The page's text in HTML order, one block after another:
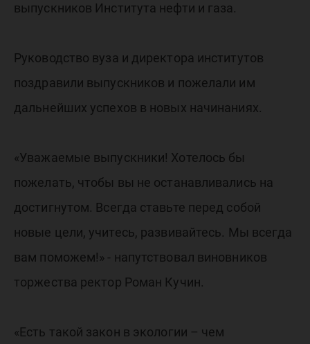
выпускников Института нефти и газа.
Руководство вуза и директора институтов
поздравили выпускников и пожелали им
дальнейших успехов в новых начинаниях.
«Уважаемые выпускники! Хотелось бы
пожелать, чтобы вы не останавливались на
достигнутом. Всегда ставьте перед собой
новые цели, учитесь, развивайтесь. Мы всегда
вам поможем!» - напутствовал виновников
торжества ректор Роман Кучин.
«Есть такой закон в экологии – чем